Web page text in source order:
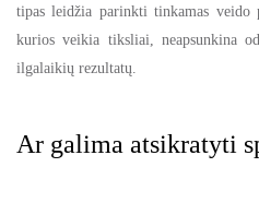
tipas leidžia parinkti tinkamas veido
kurios veikia tiksliai, neapsunkina
ilgalaikių rezultatų.
Ar galima atsikratyti